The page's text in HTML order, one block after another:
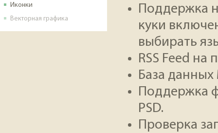
Иконки
Векторная графика
Поддержка
куки
выбирать
RSS Feed
База данных
Поддержка
PSD.
Проверка